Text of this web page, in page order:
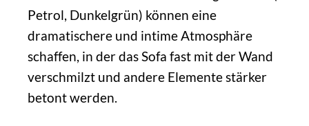
Petrol, Dunkelgrün) können eine
dramatischere und intime Atmosphäre
schaffen, in der das Sofa fast mit der Wand
verschmilzt und andere Elemente stärker
betont werden.